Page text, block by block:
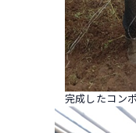
完成したコン